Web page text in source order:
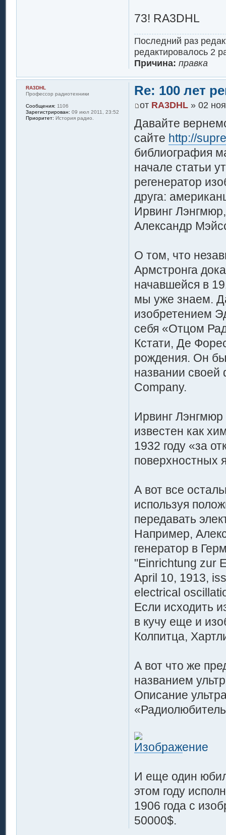
73! RA3DHL
Последний раз
редактировалось 2
Причина: правка
Re: 100 лет
от RA3DHL» 02
Давайте
сайте http://
библиография
начале статьи
регенератор
друга:
Ирвинг
Александр
О том, что
Армстронга
начавшейся в
мы уже знаем.
изобретением
себя «Отцом
Кстати, Де
рождения. Он
названии
Company.
Ирвинг Лэнгмюр
известен как
1932 году «за
поверхностных
А вот все
используя
передавать
Например,
генератор в
"Einrichtung zur
April 10, 1913,
electrical
Если исходить
в кучу еще и
Колпитца,
А вот что же
названием
Описание
И еще один
этом году
1906 года с
50000$.
RA3DHL
Профессор радиотехники
Сообщения: 1106
Зарегистрирован: 09 июл 2011, 23:52
Приоритет: История радио.